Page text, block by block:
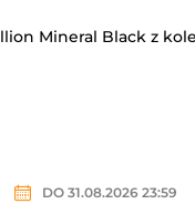
Mineral Black z
DO 31.08.2026 23:59